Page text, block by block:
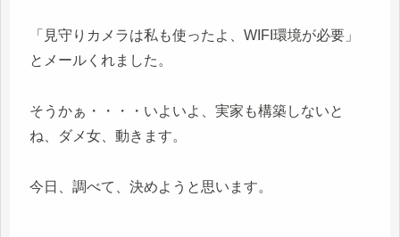
「見守りカメラは私も使ったよ、WIFI環境が必要」
とメールくれました。
そうかぁ・・・・いよいよ、実家も構築しないと
ね、ダメ女、動きます。
今日、調べて、決めようと思います。